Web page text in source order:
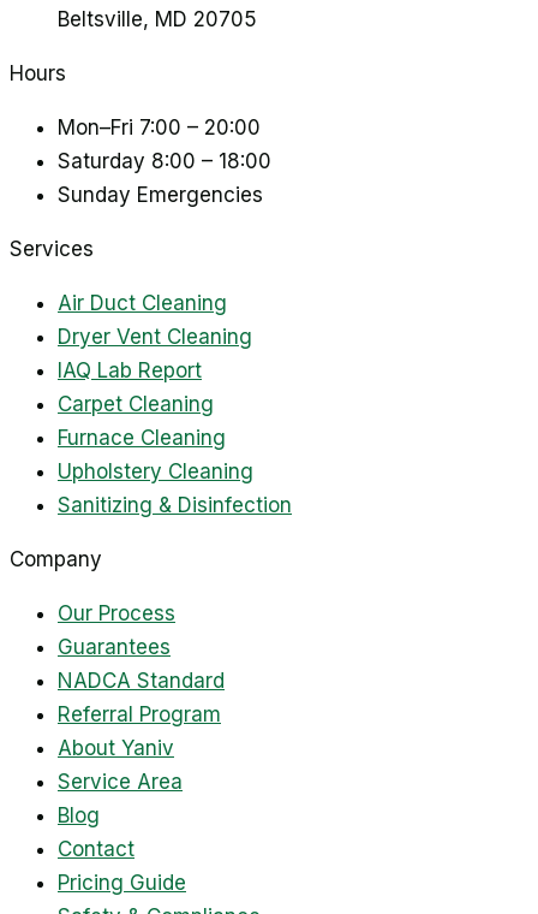
Beltsville, MD 20705
Hours
Mon–Fri 7:00 – 20:00
Saturday 8:00 – 18:00
Sunday Emergencies
Services
Air Duct Cleaning
Dryer Vent Cleaning
IAQ Lab Report
Carpet Cleaning
Furnace Cleaning
Upholstery Cleaning
Sanitizing & Disinfection
Company
Our Process
Guarantees
NADCA Standard
Referral Program
About Yaniv
Service Area
Blog
Contact
Pricing Guide